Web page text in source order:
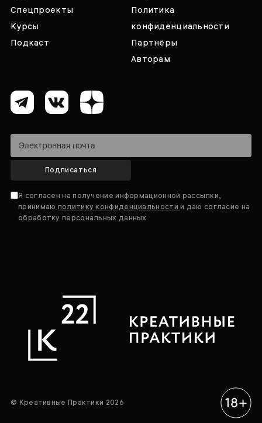
Спецпроекты
Курсы
Подкаст
Политика
конфиденциальности
Партнёры
Авторам
Подписаться
Я согласен на получение информационной рассылки,
принимаю политику конфиденциальностии даю согласие на
обработку персональных данных
© Креативные Практики 2026